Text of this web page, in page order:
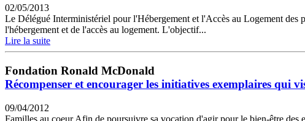
02/05/2013
Le Délégué Interministériel pour l'Hébergement et l'Accès au Logement
l'hébergement et de l'accès au logement. L'objectif...
Lire la suite
Fondation Ronald McDonald
Récompenser et encourager les initiatives exemplaires qui
09/04/2012
Familles au coeur Afin de poursuivre sa vocation d'agir pour le bien-être